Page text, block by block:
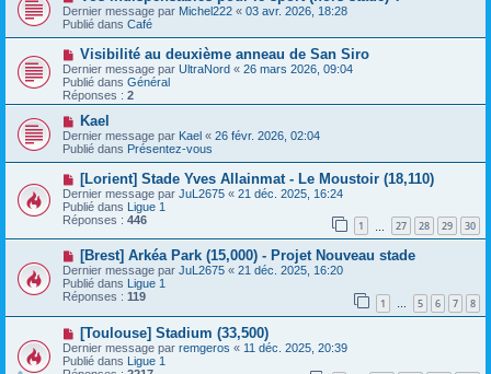
g
e
m
e
s
g
e
o
u
v
e
u
m
e
s
a
g
e
Dernier message par Michel222 « 03 avr. 2026, 18:28
Publié dans Café
N
o
u
v
e
a
u
m
e
a
g
e
Visibilité au deuxième anneau de San Siro
Dernier message par UltraNord « 26 mars 2026, 09:04
Publié dans Général
Réponses : 2
N
o
u
v
e
u
m
e
s
s
a
g
e
Kael
Dernier message par Kael « 26 févr. 2026, 02:04
Publié dans Présentez-vous
N
o
u
v
e
a
m
e
s
s
a
e
[Lorient] Stade Yves Allainmat - Le Moustoir (18,110)
Dernier message par JuL2675 « 21 déc. 2025, 16:24
Publié dans Ligue 1
Réponses : 446 1 27 28 29 30
N
o
u
v
e
a
m
e
s
[Brest] Arkéa Park (15,000) - Projet Nouveau stade
Dernier message par JuL2675 « 21 déc. 2025, 16:20
Publié dans
Ligue 1
Réponses : 119 1 … 5 6 7 8
N
o
u
v
[Toulouse] Stadium (33,500)
Dernier message par remgeros « 11 déc. 2025, 20:39
Publié dans Ligue 1